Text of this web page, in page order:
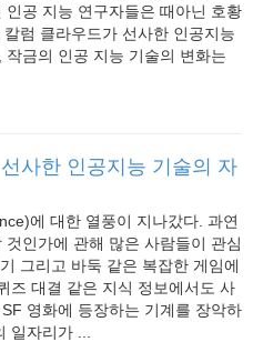
공 지능 연구자들은 때아닌 호황
럼 클라우드가 선사한 인공지능
금의 인공 지능 기술의 변화는
사한 인공지능 기술의 자
에 대한 열풍이 지나갔다. 과연
인가에 관해 많은 사람들이 관심
그리고 바둑 같은 복잡한 게임에
즈 대결 같은 지식 정보에서도 사
영화에 등장하는 기계를 장악하
일자리가 ...